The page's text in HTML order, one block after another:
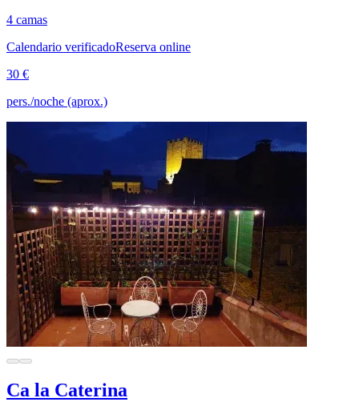
4 camas
Calendario verificadoReserva online
30 €
pers./noche (aprox.)
Ca la Caterina